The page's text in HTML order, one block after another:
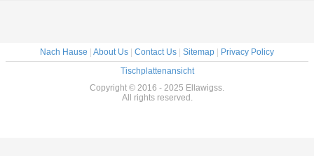
Nach Hause | About Us | Contact Us | Sitemap | Privacy Policy
Tischplattenansicht
Copyright © 2016 - 2025 Ellawigss.
All rights reserved.